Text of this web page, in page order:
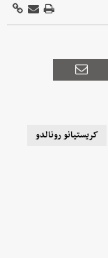
کریستیانو رونالدو